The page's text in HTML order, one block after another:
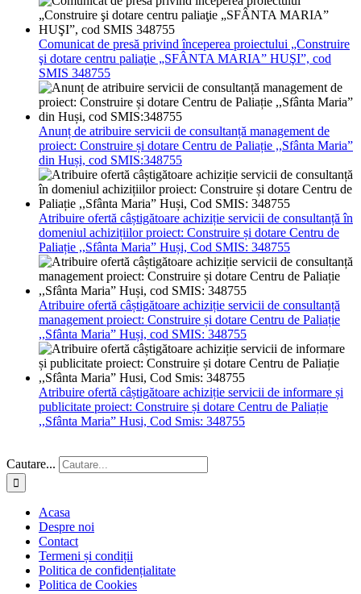
Comunicat de presă privind începerea proiectului „Construire
şi dotare centru paliaţie „SFÂNTA MARIA” HUŞI”, cod
SMIS 348755
Anunț de atribuire servicii de consultanță management de
proiect: Construire și dotare Centru de Paliație ,,Sfânta Maria”
din Huși, cod SMIS:348755
Atribuire ofertă câștigătoare achiziție servicii de consultanță în
domeniul achizițiilor proiect: Construire și dotare Centru de
Paliație ,,Sfânta Maria” Huși, Cod SMIS: 348755
Atribuire ofertă câștigătoare achiziție servicii de consultanță
management proiect: Construire și dotare Centru de Paliație
,,Sfânta Maria” Huși, cod SMIS: 348755
Atribuire ofertă câștigătoare achiziție servicii de informare și
publicitate proiect: Construire și dotare Centru de Paliație
,,Sfânta Maria” Husi, Cod Smis: 348755
Cautare...
Acasa
Despre noi
Contact
Termeni și condiții
Politica de confidențialitate
Politica de Cookies